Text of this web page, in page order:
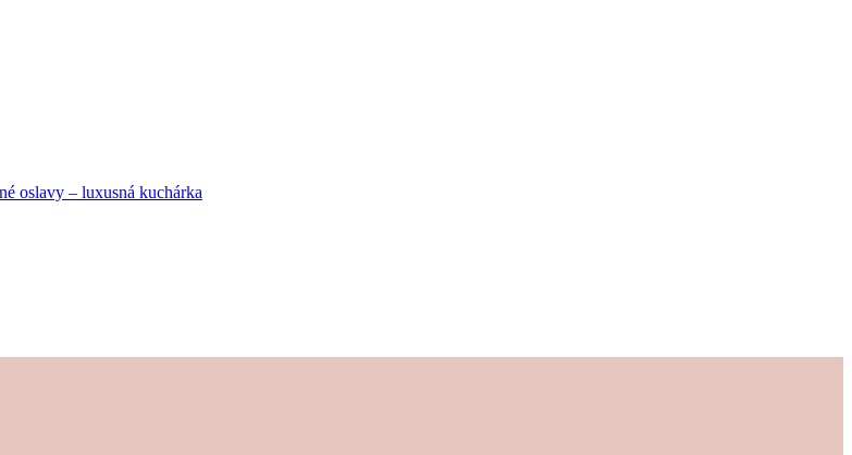
oslavy – luxusná kuchárka